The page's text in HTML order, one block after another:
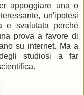
appoggiare una o
un'ipotesi
e svalutata perché
prova a favore di
su internet. Ma a
studiosi a far